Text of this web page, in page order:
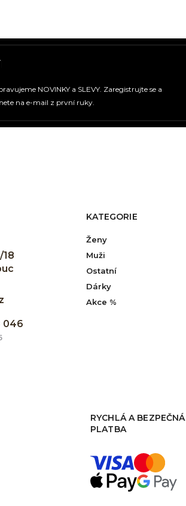
NOVINKY a SLEVY. Zaregistrujte se a
na e-mail z první ruky.
046
KATEGORIE
Ženy
Muži
Ostatní
Dárky
Akce %
RYCHLÁ A BEZPEČNÁ
PLATBA